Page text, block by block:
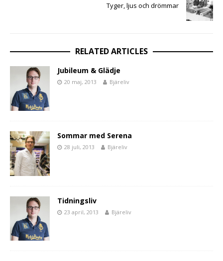
Tyger, ljus och drömmar
RELATED ARTICLES
Jubileum & Glädje
20 maj, 2013 Bjäreliv
Sommar med Serena
28 juli, 2013 Bjäreliv
Tidningsliv
23 april, 2013 Bjäreliv